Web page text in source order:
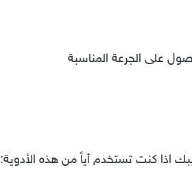
اذا كنت تستخدم أياً من هذه الأدوية: